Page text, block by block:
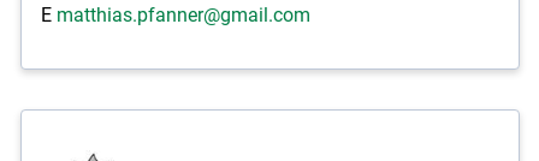
E matthias.pfanner@gmail.com